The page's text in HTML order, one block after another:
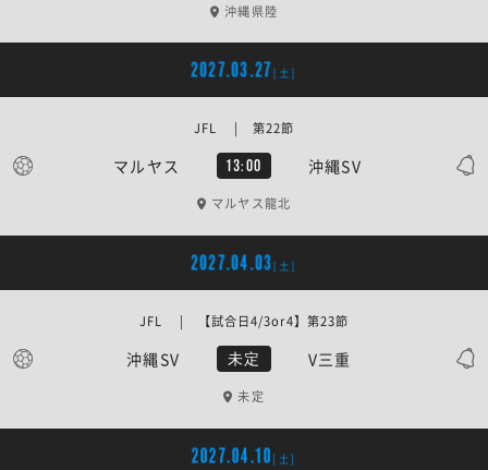
沖縄県陸
2027.03.27[土]
マルヤス 13:00 沖縄SV
JFL | 第22節
マルヤス龍北
2027.04.03[土]
沖縄SV 未定 V三重
JFL | 【試合日4/3or4】第23節
未定
2027.04.10 [土]